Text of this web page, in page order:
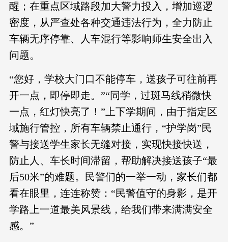
醒；在重点区域路段加大警力投入，增加巡逻
密度，从严查处各种交通违法行为，全力防止
车辆无序停靠、人车混行等影响师生安全出入
问题。
“您好，学校大门口不能停车，送孩子可往前再
开一点，即停即走。”“同学，过斑马线稍微快
一点，红灯快亮了！”上下学期间，由于指定区
域施行管控，所有车辆禁止通行，“护学岗”民
警与接送学生家长无缝对接，实现快接快送，
防止人、车长时间滞留，帮助解决接送孩子“最
后50米”的难题。民警们的一举一动，家长们都
看在眼里，连连称赞：“民警值守的身影，是开
学路上一道最美风景线，给我们带来满满安全
感。”